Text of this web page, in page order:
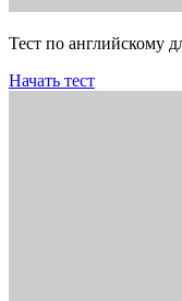
Тест по английскому
Начать тест